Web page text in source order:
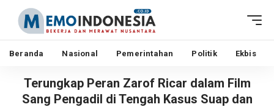
Beranda Nasional Pemerintahan Politik Ekbis
Terungkap Peran Zarof Ricar dalam Film
Sang Pengadil di Tengah Kasus Suap dan